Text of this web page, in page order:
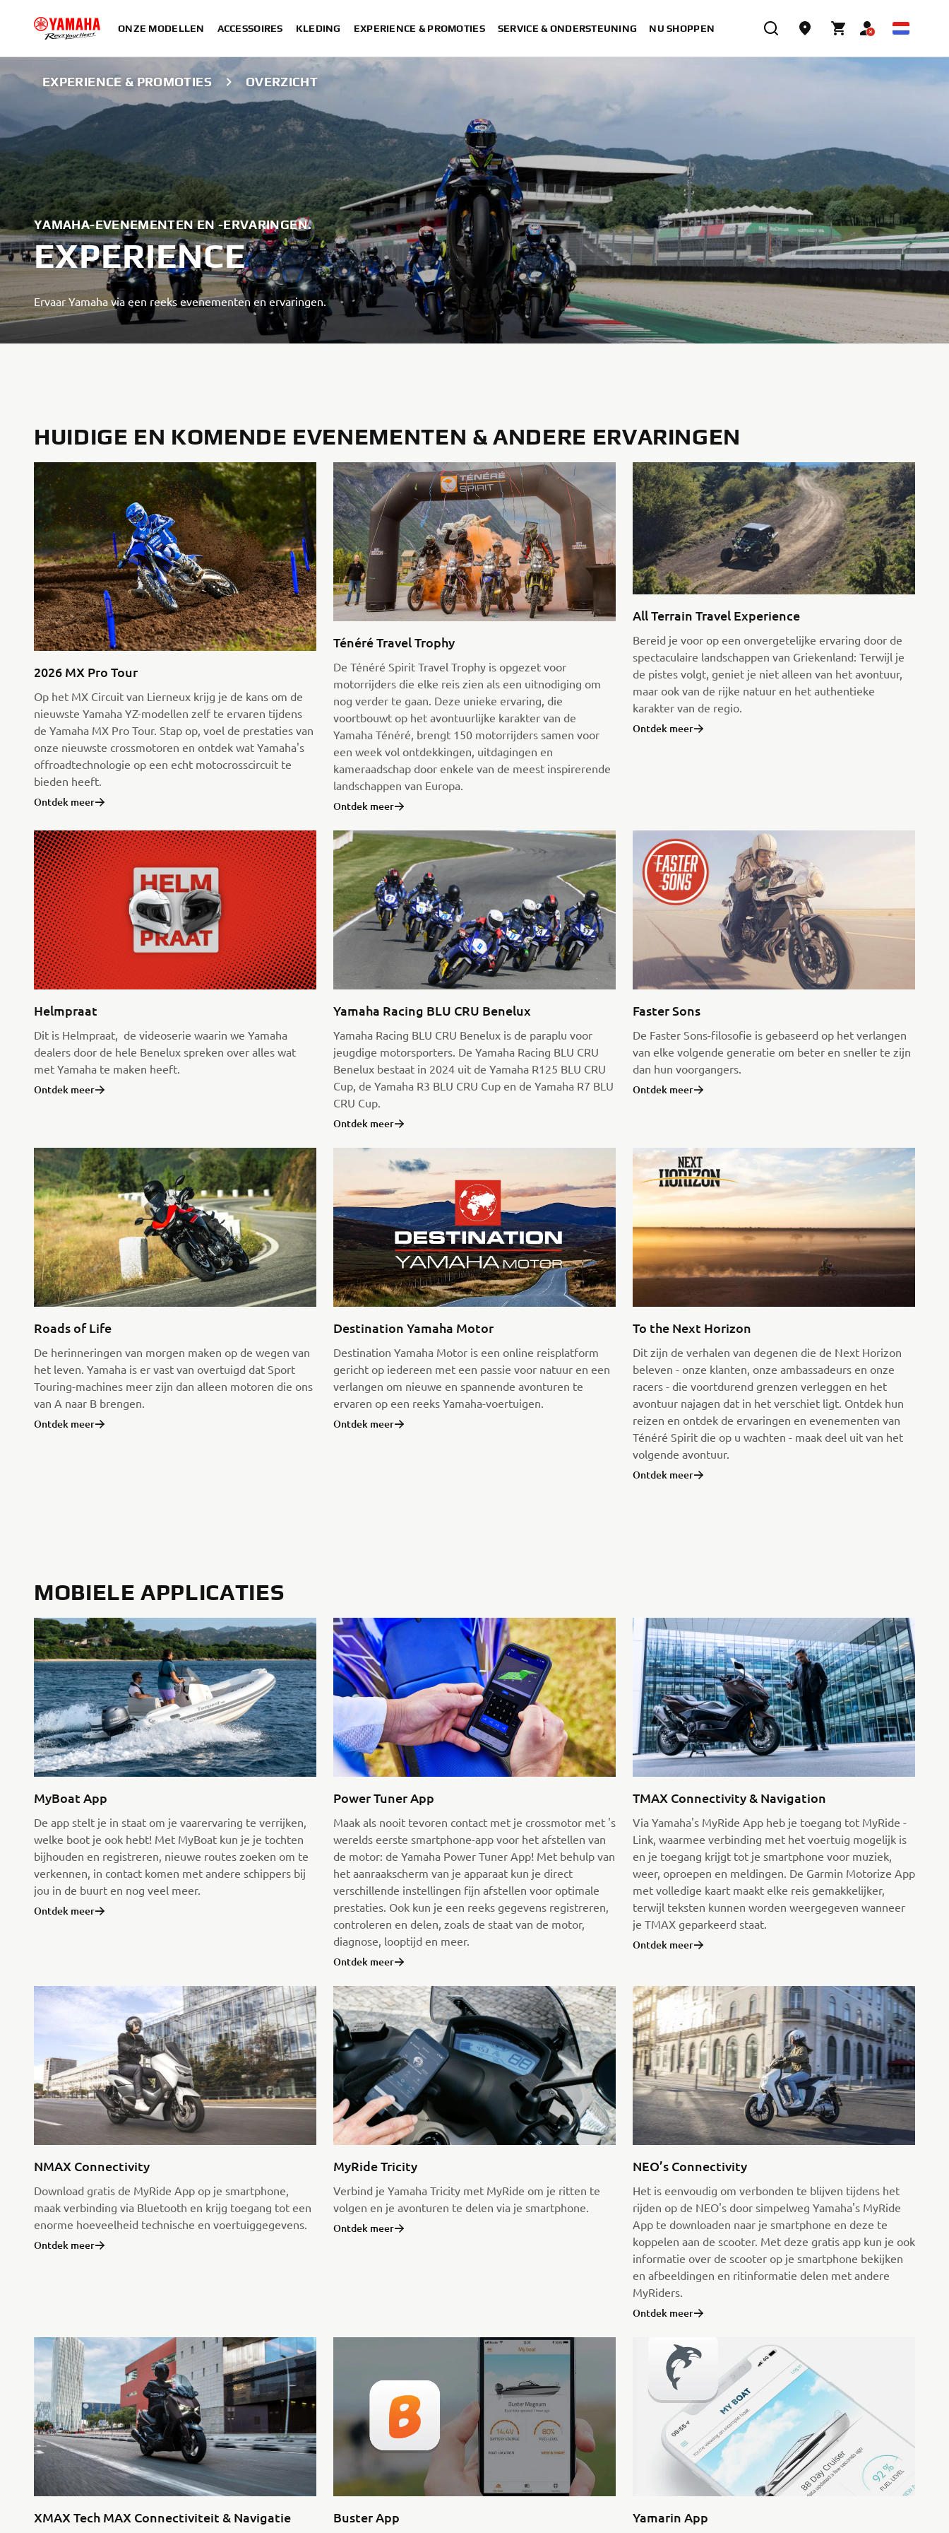
ONZE MODELLEN ACCESSOIRES KLEDING EXPERIENCE & PROMOTIES SERVICE & ONDERSTEUNING NU SHOPPEN
EXPERIENCE & PROMOTIES OVERZICHT
YAMAHA-EVENEMENTEN EN -ERVARINGEN.
EXPERIENCE
Ervaar Yamaha via een reeks evenementen en ervaringen.
HUIDIGE EN KOMENDE EVENEMENTEN & ANDERE ERVARINGEN
2026 MX Pro Tour
Op het MX Circuit van Lierneux krijg je de kans om de
nieuwste Yamaha YZ-modellen zelf te ervaren tijdens
de Yamaha MX Pro Tour. Stap op, voel de prestaties van
onze nieuwste crossmotoren en ontdek wat Yamaha's
offroadtechnologie op een echt motocrosscircuit te
bieden heeft.
Ontdek meer
Ténéré Travel Trophy
De Ténéré Spirit Travel Trophy is opgezet voor
motorrijders die elke reis zien als een uitnodiging om
nog verder te gaan. Deze unieke ervaring, die
voortbouwt op het avontuurlijke karakter van de
Yamaha Ténéré, brengt 150 motorrijders samen voor
een week vol ontdekkingen, uitdagingen en
kameraadschap door enkele van de meest inspirerende
landschappen van Europa.
Ontdek meer
All Terrain Travel Experience
Bereid je voor op een onvergetelijke ervaring door de
spectaculaire landschappen van Griekenland: Terwijl je
de pistes volgt, geniet je niet alleen van het avontuur,
maar ook van de rijke natuur en het authentieke
karakter van de regio.
Ontdek meer
Helmpraat
Dit is Helmpraat, de videoserie waarin we Yamaha
dealers door de hele Benelux spreken over alles wat
met Yamaha te maken heeft.
Ontdek meer
Yamaha Racing BLU CRU Benelux
Yamaha Racing BLU CRU Benelux is de paraplu voor
jeugdige motorsporters. De Yamaha Racing BLU CRU
Benelux bestaat in 2024 uit de Yamaha R125 BLU CRU
Cup, de Yamaha R3 BLU CRU Cup en de Yamaha R7 BLU
CRU Cup.
Ontdek meer
Faster Sons
De Faster Sons-filosofie is gebaseerd op het verlangen
van elke volgende generatie om beter en sneller te zijn
dan hun voorgangers.
Ontdek meer
Roads of Life
De herinneringen van morgen maken op de wegen van
het leven. Yamaha is er vast van overtuigd dat Sport
Touring-machines meer zijn dan alleen motoren die ons
van A naar B brengen.
Ontdek meer
Destination Yamaha Motor
Destination Yamaha Motor is een online reisplatform
gericht op iedereen met een passie voor natuur en een
verlangen om nieuwe en spannende avonturen te
ervaren op een reeks Yamaha-voertuigen.
Ontdek meer
To the Next Horizon
Dit zijn de verhalen van degenen die de Next Horizon
beleven - onze klanten, onze ambassadeurs en onze
racers - die voortdurend grenzen verleggen en het
avontuur najagen dat in het verschiet ligt. Ontdek hun
reizen en ontdek de ervaringen en evenementen van
Ténéré Spirit die op u wachten - maak deel uit van het
volgende avontuur.
Ontdek meer
MOBIELE APPLICATIES
MyBoat App
De app stelt je in staat om je vaarervaring te verrijken,
welke boot je ook hebt! Met MyBoat kun je je tochten
bijhouden en registreren, nieuwe routes zoeken om te
verkennen, in contact komen met andere schippers bij
jou in de buurt en nog veel meer.
Ontdek meer
Power Tuner App
Maak als nooit tevoren contact met je crossmotor met 's
werelds eerste smartphone-app voor het afstellen van
de motor: de Yamaha Power Tuner App! Met behulp van
het aanraakscherm van je apparaat kun je direct
verschillende instellingen fijn afstellen voor optimale
prestaties. Ook kun je een reeks gegevens registreren,
controleren en delen, zoals de staat van de motor,
diagnose, looptijd en meer.
Ontdek meer
TMAX Connectivity & Navigation
Via Yamaha's MyRide App heb je toegang tot MyRide -
Link, waarmee verbinding met het voertuig mogelijk is
en je toegang krijgt tot je smartphone voor muziek,
weer, oproepen en meldingen. De Garmin Motorize App
met volledige kaart maakt elke reis gemakkelijker,
terwijl teksten kunnen worden weergegeven wanneer
je TMAX geparkeerd staat.
Ontdek meer
NMAX Connectivity
Download gratis de MyRide App op je smartphone,
maak verbinding via Bluetooth en krijg toegang tot een
enorme hoeveelheid technische en voertuiggegevens.
Ontdek meer
MyRide Tricity
Verbind je Yamaha Tricity met MyRide om je ritten te
volgen en je avonturen te delen via je smartphone.
Ontdek meer
NEO’s Connectivity
Het is eenvoudig om verbonden te blijven tijdens het
rijden op de NEO's door simpelweg Yamaha's MyRide
App te downloaden naar je smartphone en deze te
koppelen aan de scooter. Met deze gratis app kun je ook
informatie over de scooter op je smartphone bekijken
en afbeeldingen en ritinformatie delen met andere
MyRiders.
Ontdek meer
XMAX Tech MAX Connectiviteit & Navigatie Buster App Yamarin App